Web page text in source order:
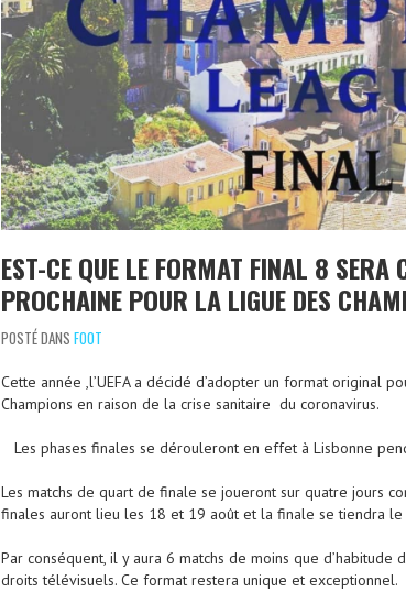
EST-CE QUE LE FORMAT FINAL 8 SERA
PROCHAINE POUR LA LIGUE DES
POSTÉ DANS FOOT
Cette année ,l’UEFA a décidé d’adopter un format original
Champions en raison de la crise sanitaire du coronavirus.
Les phases finales se dérouleront en effet à Lisbonne
Les matchs de quart de finale se joueront sur quatre jours
finales auront lieu les 18 et 19 août et la finale se tiendra
Par conséquent, il y aura 6 matchs de moins que d’habitude
droits télévisuels. Ce format restera unique et exceptionnel.